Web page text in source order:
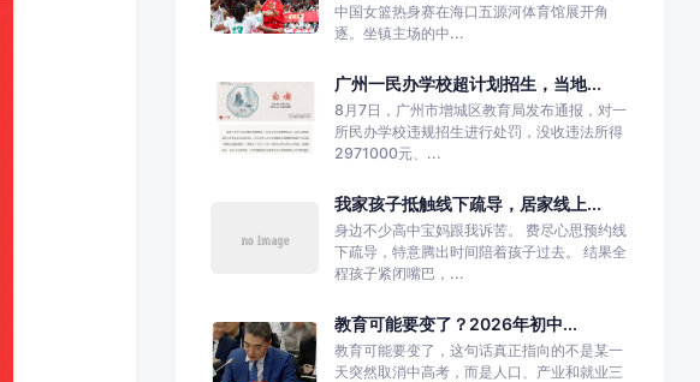
中国女篮热身赛在海口五源河体育馆展开角
逐。坐镇主场的中...
广州一民办学校超计划招生，当地...
8月7日，广州市增城区教育局发布通报，对一
所民办学校违规招生进行处罚，没收违法所得
2971000元、...
我家孩子抵触线下疏导，居家线上...
身边不少高中宝妈跟我诉苦。 费尽心思预约线
下疏导，特意腾出时间陪着孩子过去。 结果全
程孩子紧闭嘴巴，...
教育可能要变了？2026年初中...
教育可能要变了，这句话真正指向的不是某一
天突然取消中高考，而是人口、产业和就业三